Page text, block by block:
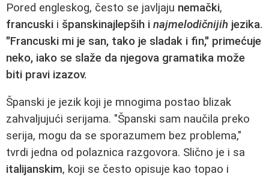
Pored engleskog, često se javljaju nemački,
francuski i španskinajlepših i najmelodičnijih jezika.
"Francuski mi je san, tako je sladak i fin," primećuje
neko, iako se slaže da njegova gramatika može
biti pravi izazov.
Španski je jezik koji je mnogima postao blizak
zahvaljujući serijama. "Španski sam naučila preko
serija, mogu da se sporazumem bez problema,"
tvrdi jedna od polaznica razgovora. Slično je i sa
italijanskim, koji se često opisuje kao topao i